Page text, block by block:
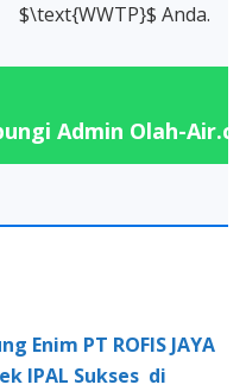
$\text{WWTP}$ Anda.
Admin Olah-
Enim PT ROFIS JAYA
IPAL Sukses di